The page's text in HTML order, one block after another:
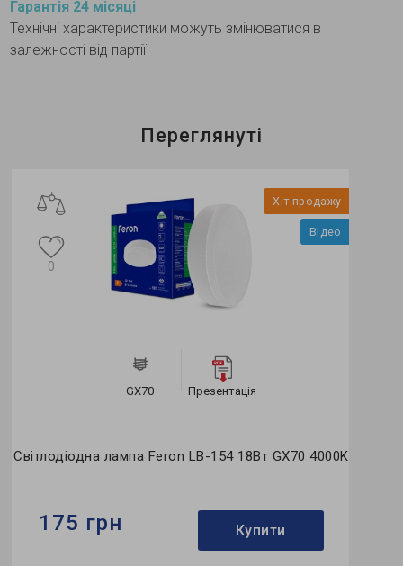
Гарантія 24 місяці
Технічні характеристики можуть змінюватися в
залежності від партії
Переглянуті
Хіт продажу
Відео
GX70 Презентація
Світлодіодна лампа Feron LB-154 18Вт GX70 4000K
0
175 грн Купити